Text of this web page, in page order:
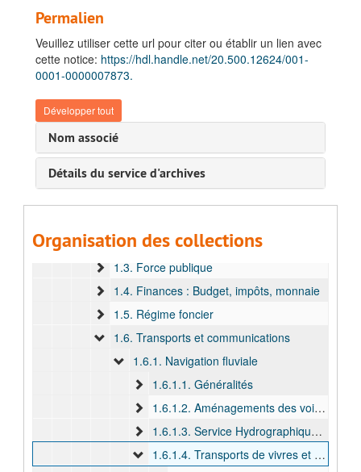
Permalien
Veuillez utiliser cette url pour citer ou établir un lien avec
cette notice: https://hdl.handle.net/20.500.12624/001-
0001-0000007873.
Développer tout
Nom associé
Détails du service d'archives
Organisation des collections
III. Terme 3 (juillet 1892 - octobre 1893)
V. Terme 5 (avril 1896)
VI. Terme 6 (avril 1897 - mai 1890)
VII. Terme 7 (juillet 1900 - juin 1902)
VIII. Terme 8 (décembre 1902 - février 1904)
IX. Terme 9 (avril 1907 - août 1908)
X. Terme 10 (novembre 1909 - mai 1911)
1.2. Justice
1.3. Force publique
1.4. Finances : Budget, impôts, monnaie
1.5. Régime foncier
1.6. Transports et communications
1.6.1. Navigation fluviale
1.6.1.1. Généralités
1.6.1.2. Aménagements des voies navigables et des ports
1.6.1.3. Service Hydrographique et service de la Marine
1.6.1.4. Transports de vivres et de particuliers